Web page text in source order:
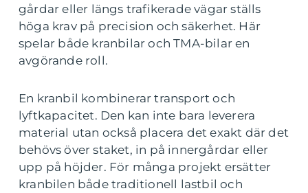
gårdar eller längs trafikerade vägar ställs
höga krav på precision och säkerhet. Här
spelar både kranbilar och TMA-bilar en
avgörande roll.
En kranbil kombinerar transport och
lyftkapacitet. Den kan inte bara leverera
material utan också placera det exakt där det
behövs över staket, in på innergårdar eller
upp på höjder. För många projekt ersätter
kranbilen både traditionell lastbil och